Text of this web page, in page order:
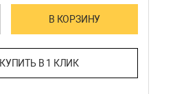
В КОРЗИНУ
КУПИТЬ В 1 КЛИК